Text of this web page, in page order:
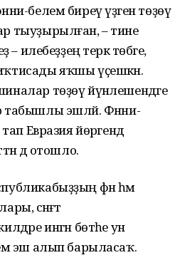
белем биреү үҙәген төҙөү
тыуҙырылған, – тине
илебеҙҙең терәк төбәге,
яҡшы үҫешкән.
төҙөү йүнәлешендәге
эшләй. Фәнни-
Евразия йөрәгендә
дә отошло.
фән һәм
сәнәғәт
ингән бөтәһе ун
эш алып барыласаҡ.